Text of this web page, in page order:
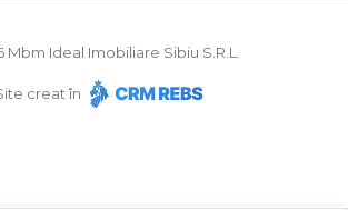
Mbm Ideal Imobiliare Sibiu S.R.L.
creat în